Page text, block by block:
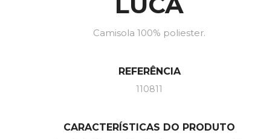
Camisola 100% poliester.
REFERÊNCIA
110811
CARACTERÍSTICAS DO PRODUTO